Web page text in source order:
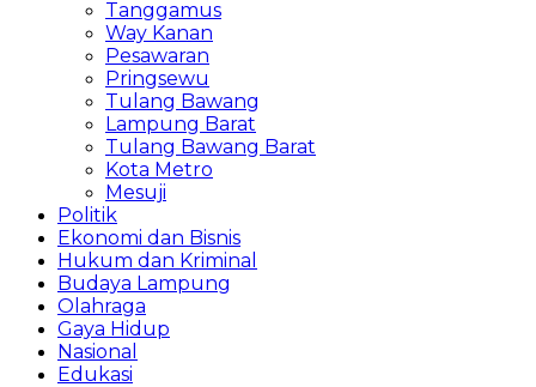
Tanggamus
Way Kanan
Pesawaran
Pringsewu
Tulang Bawang
Lampung Barat
Tulang Bawang Barat
Kota Metro
Mesuji
Politik
Ekonomi dan Bisnis
Hukum dan Kriminal
Budaya Lampung
Olahraga
Gaya Hidup
Nasional
Edukasi